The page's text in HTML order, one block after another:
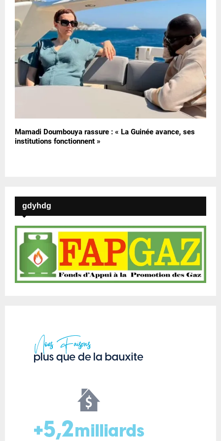
Mamadi Doumbouya rassure : « La Guinée avance, ses
institutions fonctionnent »
gdyhdg